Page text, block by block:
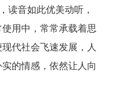
读音如此优美动听，
用中，常常承载着思
代社会飞速发展，人
的情感，依然让人向